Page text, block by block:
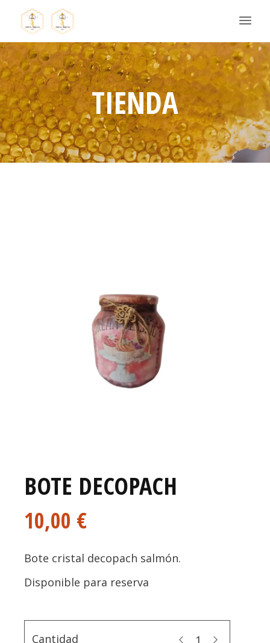
TIENDA
BOTE DECOPACH
10,00 €
Bote cristal decopach salmón.
Disponible para reserva
Cantidad